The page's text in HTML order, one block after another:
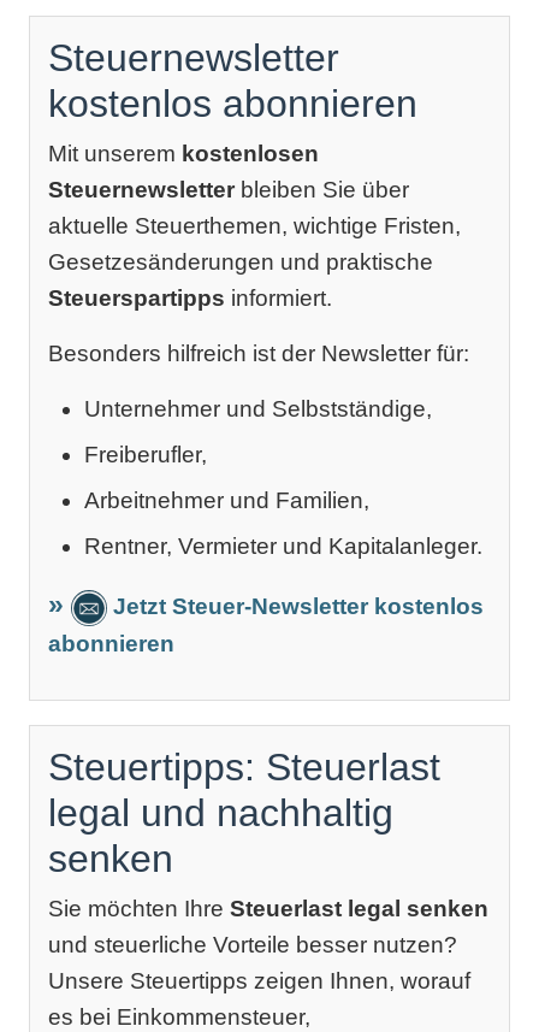
Steuernewsletter
kostenlos abonnieren
Mit unserem kostenlosen
Steuernewsletter bleiben Sie über
aktuelle Steuerthemen, wichtige Fristen,
Gesetzesänderungen und praktische
Steuerspartipps informiert.
Besonders hilfreich ist der Newsletter für:
Unternehmer und Selbstständige,
Freiberufler,
Arbeitnehmer und Familien,
Rentner, Vermieter und Kapitalanleger.
Jetzt Steuer-Newsletter kostenlos
abonnieren
Steuertipps: Steuerlast
legal und nachhaltig
senken
Sie möchten Ihre Steuerlast legal senken
und steuerliche Vorteile besser nutzen?
Unsere Steuertipps zeigen Ihnen, worauf
es bei Einkommensteuer,